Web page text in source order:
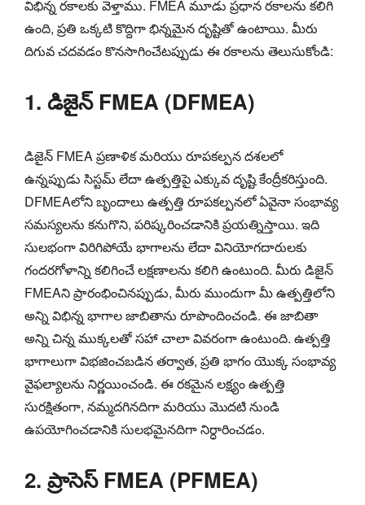
విభిన్న రకాలకు వెళ్తాము. FMEA మూడు ప్రధాన రకాలను కలిగి
ఉంది, ప్రతి ఒక్కటి కొద్దిగా భిన్నమైన దృష్టితో ఉంటాయి. మీరు
దిగువ చదవడం కొనసాగించేటప్పుడు ఈ రకాలను తెలుసుకోండి:
1. డిజైన్ FMEA (DFMEA)
డిజైన్ FMEA ప్రణాళిక మరియు రూపకల్పన దశలలో
ఉన్నప్పుడు సిస్టమ్ లేదా ఉత్పత్తిపై ఎక్కువ దృష్టి కేంద్రీకరిస్తుంది.
DFMEAలోని బృందాలు ఉత్పత్తి రూపకల్పనలో ఏవైనా సంభావ్య
సమస్యలను కనుగొని, పరిష్కరించడానికి ప్రయత్నిస్తాయి. ఇది
సులభంగా విరిగిపోయే భాగాలను లేదా వినియోగదారులకు
గందరగోళాన్ని కలిగించే లక్షణాలను కలిగి ఉంటుంది. మీరు డిజైన్
FMEAని ప్రారంభించినప్పుడు, మీరు ముందుగా మీ ఉత్పత్తిలోని
అన్ని విభిన్న భాగాల జాబితాను రూపొందించండి. ఈ జాబితా
అన్ని చిన్న ముక్కలతో సహా చాలా వివరంగా ఉంటుంది. ఉత్పత్తి
భాగాలుగా విభజించబడిన తర్వాత, ప్రతి భాగం యొక్క సంభావ్య
వైఫల్యాలను నిర్ణయించండి. ఈ రకమైన లక్ష్యం ఉత్పత్తి
సురక్షితంగా, నమ్మదగినదిగా మరియు మొదటి నుండి
ఉపయోగించడానికి సులభమైనదిగా నిర్ధారించడం.
2. ప్రాసెస్ FMEA (PFMEA)